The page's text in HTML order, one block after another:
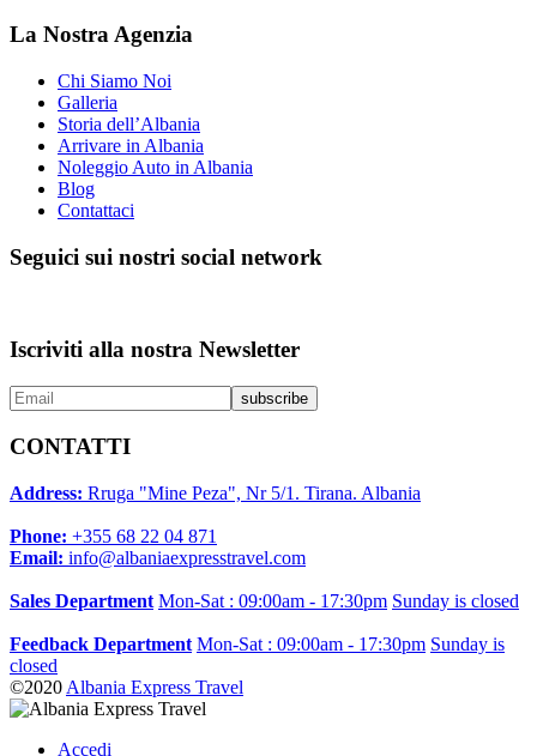
La Nostra Agenzia
Chi Siamo Noi
Galleria
Storia dell’Albania
Arrivare in Albania
Noleggio Auto in Albania
Blog
Contattaci
Seguici sui nostri social network
Iscriviti alla nostra Newsletter
CONTATTI
Address: Rruga "Mine Peza", Nr 5/1. Tirana. Albania
Phone: +355 68 22 04 871
Email: info@albaniaexpresstravel.com
Sales Department Mon-Sat : 09:00am - 17:30pm Sunday is closed
Feedback Department Mon-Sat : 09:00am - 17:30pm Sunday is
closed
©2020 Albania Express Travel
Accedi